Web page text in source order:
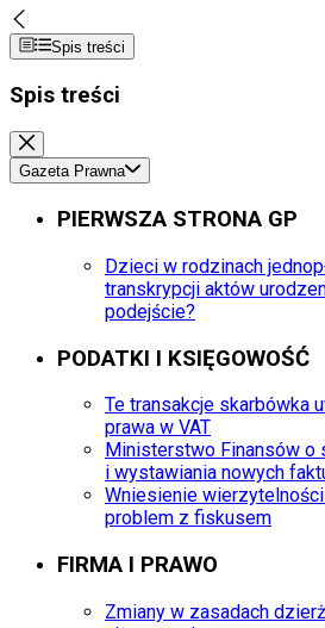
Spis treści
Spis treści
Gazeta Prawna
PIERWSZA STRONA GP
Dzieci w rodzinach
transkrypcji aktów
podejście?
PODATKI I KSIĘGOWOŚĆ
Te transakcje skarbówka
prawa w VAT
Ministerstwo Finansów o
i wystawiania nowych
Wniesienie
problem z fiskusem
FIRMA I PRAWO
Zmiany w zasadach